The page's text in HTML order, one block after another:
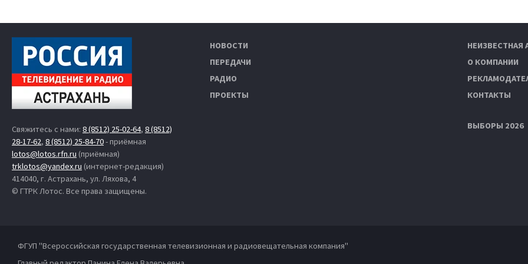
Свяжитесь с нами: 8 (8512) 25-02-64, 8 (8512)
28-17-62, 8 (8512) 25-84-70- приёмная
lotos@lotos.rfn.ru (приёмная)
trklotos@yandex.ru (интернет-редакция)
414040, г. Астрахань, ул. Ляхова, 4
© ГТРК Лотос. Все права защищены.
НОВОСТИ
ПЕРЕДАЧИ
РАДИО
ПРОЕКТЫ
НЕИЗВЕСТНАЯ
О КОМПАНИИ
КОНТАКТЫ
ВЫБОРЫ 2026
ФГУП "Всероссийская государственная телевизионная и радиовещательная компания"